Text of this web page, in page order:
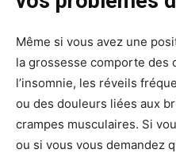
Même si vous avez une
la grossesse comporte des
l’insomnie, les réveils
ou des douleurs liées aux
crampes musculaires. Si
ou si vous vous demandez